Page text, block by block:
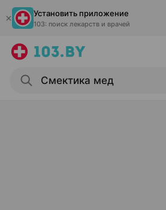
Установить приложение
103: поиск лекарств и врачей